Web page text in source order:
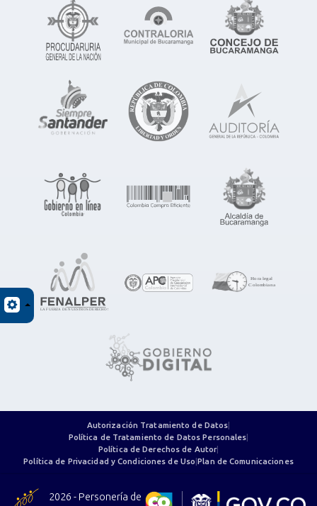
Autorización Tratamiento de Datos|
Política de Tratamiento de Datos Personales|
Política de Derechos de Autor|
Política de Privacidad y Condiciones de Uso|Plan de Comunicaciones
2026 - Personería de